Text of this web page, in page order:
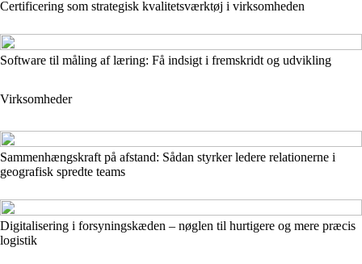
Certificering som strategisk kvalitetsværktøj i virksomheden
Software til måling af læring: Få indsigt i fremskridt og udvikling
Virksomheder
Sammenhængskraft på afstand: Sådan styrker ledere relationerne i
geografisk spredte teams
Digitalisering i forsyningskæden – nøglen til hurtigere og mere præcis
logistik